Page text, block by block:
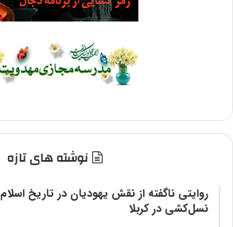
نوشته های تازه
روایتی ناگفته از نقش یهودیان در تاریخ
نسل‌کشی در کربلا